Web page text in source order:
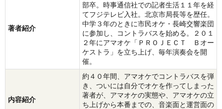
著者紹介
部卒。時事通信社での記者生活１１年を経
てフジテレビ入社。北京市局長等を歴任。
中学３年のときに市民オケ・長崎交響楽団
に参加し、コントラバスを始める。２０１
２年にアマオケ「ＰＲＯＪＥＣＴ Ｂオー
ケストラ」を立ち上げ、毎年演奏会を開
催。
内容紹介
約４０年間、アマオケでコントラバスを弾
き、ついには自分でオケを作ってしまった
著者が、アマオケの実態や、アマオケの立
ち上げから本番までの、音楽面と運営面の